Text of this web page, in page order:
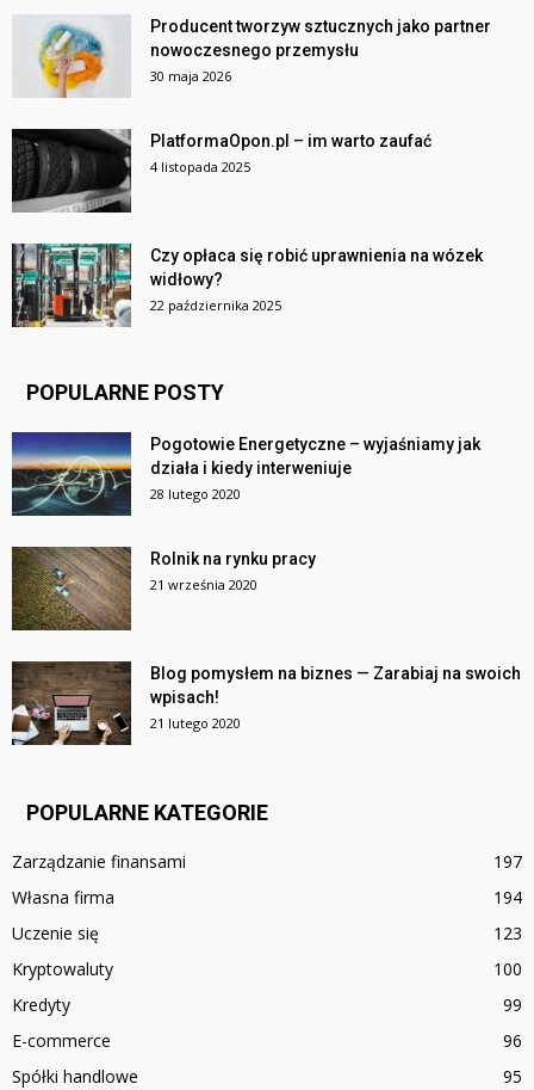
Producent tworzyw sztucznych jako partner
nowoczesnego przemysłu
30 maja 2026
PlatformaOpon.pl – im warto zaufać
4 listopada 2025
Czy opłaca się robić uprawnienia na wózek
widłowy?
22 października 2025
POPULARNE POSTY
Pogotowie Energetyczne – wyjaśniamy jak
działa i kiedy interweniuje
28 lutego 2020
Rolnik na rynku pracy
21 września 2020
Blog pomysłem na biznes — Zarabiaj na swoich
wpisach!
21 lutego 2020
POPULARNE KATEGORIE
Zarządzanie finansami
197
Własna firma
194
Uczenie się
123
Kryptowaluty
100
Kredyty
99
E-commerce
96
Spółki handlowe
95